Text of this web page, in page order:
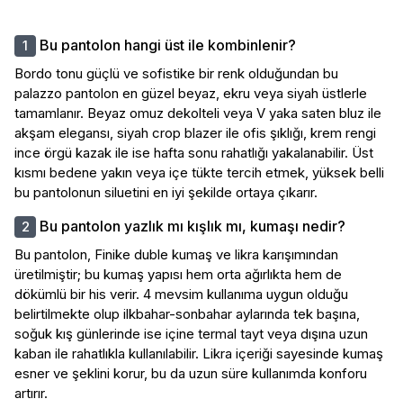
Bu pantolon hangi üst ile kombinlenir?
Bordo tonu güçlü ve sofistike bir renk olduğundan bu
palazzo pantolon en güzel beyaz, ekru veya siyah üstlerle
tamamlanır. Beyaz omuz dekolteli veya V yaka saten bluz ile
akşam elegansı, siyah crop blazer ile ofis şıklığı, krem rengi
ince örgü kazak ile ise hafta sonu rahatlığı yakalanabilir. Üst
kısmı bedene yakın veya içe tükte tercih etmek, yüksek belli
bu pantolonun siluetini en iyi şekilde ortaya çıkarır.
Bu pantolon yazlık mı kışlık mı, kumaşı nedir?
Bu pantolon, Finike duble kumaş ve likra karışımından
üretilmiştir; bu kumaş yapısı hem orta ağırlıkta hem de
dökümlü bir his verir. 4 mevsim kullanıma uygun olduğu
belirtilmekte olup ilkbahar-sonbahar aylarında tek başına,
soğuk kış günlerinde ise içine termal tayt veya dışına uzun
kaban ile rahatlıkla kullanılabilir. Likra içeriği sayesinde kumaş
esner ve şeklini korur, bu da uzun süre kullanımda konforu
artırır.